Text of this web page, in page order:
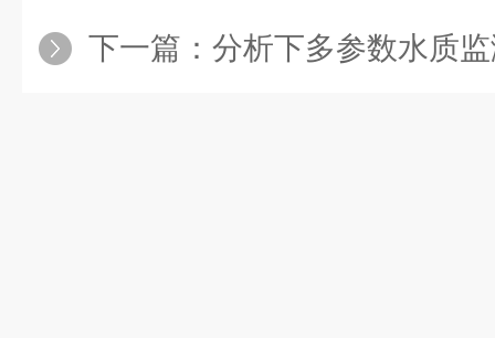
下一篇： 分析下多参数水质